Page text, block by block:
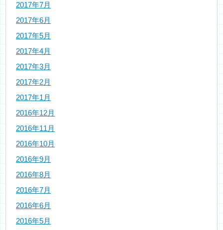
2017年7月
2017年6月
2017年5月
2017年4月
2017年3月
2017年2月
2017年1月
2016年12月
2016年11月
2016年10月
2016年9月
2016年8月
2016年7月
2016年6月
2016年5月